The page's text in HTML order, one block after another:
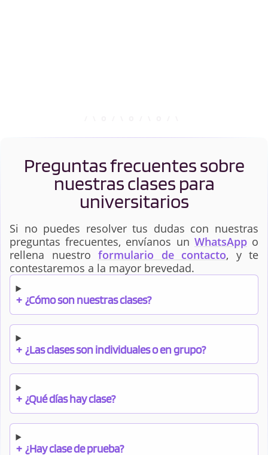
Preguntas frecuentes sobre
nuestras clases para
universitarios
Si no puedes resolver tus dudas con nuestras
preguntas frecuentes, envíanos un WhatsAppo
rellena nuestro formulario de contacto, y te
contestaremos a la mayor brevedad.
+ ¿Cómo son nuestras clases?
+ ¿Las clases son individuales o en grupo?
+ ¿Qué días hay clase?
+ ¿Hay clase de prueba?